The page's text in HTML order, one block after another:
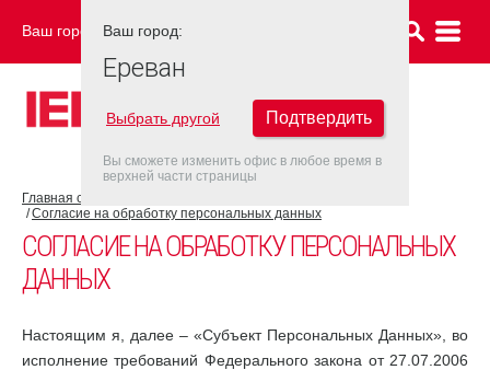
Ваш город: ЕРЕВАН
Главная страница
Согласие на обработку персональных данных
СОГЛАСИЕ НА ОБРАБОТКУ ПЕРСОНАЛЬНЫХ
ДАННЫХ
Настоящим я, далее – «Субъект Персональных Данных», во
исполнение требований Федерального закона от 27.07.2006
Ваш город:
Ереван
Выбрать другой Подтвердить
Вы сможете изменить офис в любое время в
верхней части страницы